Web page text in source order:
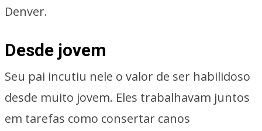
Denver.
Desde jovem
Seu pai incutiu nele o valor de ser habilidoso
desde muito jovem. Eles trabalhavam juntos
em tarefas como consertar canos